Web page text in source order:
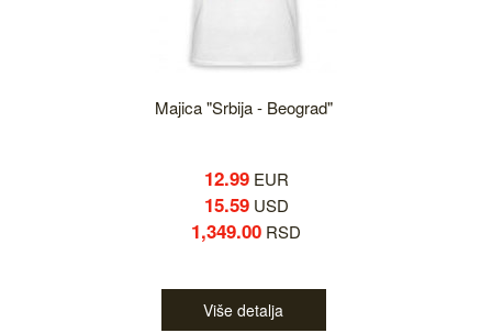
Majica "Srbija - Beograd"
12.99EUR
15.59USD
1,349.00 RSD
Više detalja